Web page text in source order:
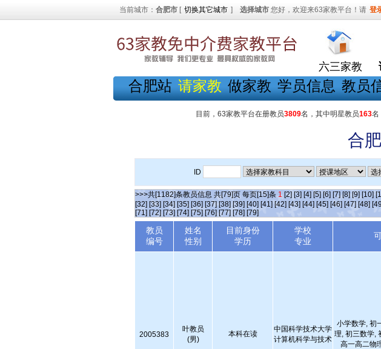
当前城市： 合肥市 [ 切换其它城市 ] 选择城市 您好，欢迎来63家教平台！请 登
六三家教
合肥站 请家教 做家教 学员信息 教员
目前，63家教平台在册教员3809名，其中明星教员163名
合
ID
>>>共[1182]条教员信息 共[79]页 每页[15]条 1 [2] [3] [4] [5] [6] [7] [8] [9] [10]
[32] [33] [34] [35] [36] [37] [38] [39] [40] [41] [42] [43] [44] [45] [46] [47] [48]
[71] [72] [73] [74] [75] [76] [77] [78] [79]
教员
编号
姓名
性别
目前身份
学历
学校
专业
2005383
叶教员
(男)
本科在读
中国科学技术大学
计算机科学与技术
小学数学, 初
理, 初三数学,
高一高二物